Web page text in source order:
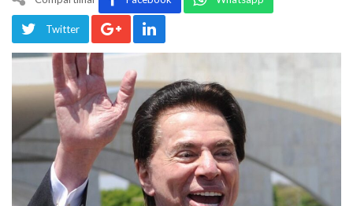
Twitter